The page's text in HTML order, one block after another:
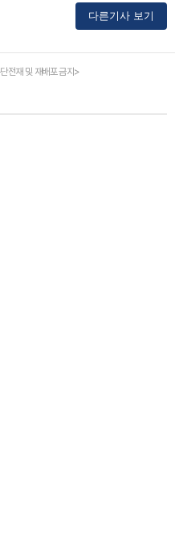
다른기사 보기
전재 및 재배포 금지>